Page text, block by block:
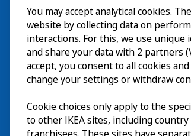
Eventi in corso
Chi siamoEN
You may accept analytical cookies.
website by collecting data on
interactions. For this, we use unique
and share your data with 2 partners
accept, you consent to all cookies
change your settings or withdraw
Cookie choices only apply to the
to other IKEA sites, including